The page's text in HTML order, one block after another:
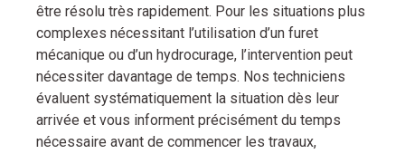
être résolu très rapidement. Pour les situations plus
complexes nécessitant l’utilisation d’un furet
mécanique ou d’un hydrocurage, l’intervention peut
nécessiter davantage de temps. Nos techniciens
évaluent systématiquement la situation dès leur
arrivée et vous informent précisément du temps
nécessaire avant de commencer les travaux,